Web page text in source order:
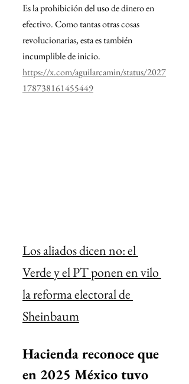
Es la prohibición del uso de dinero en
efectivo. Como tantas otras cosas
revolucionarias, esta es también
incumplible de inicio.
https://x.com/aguilarcamin/status/2027
178738161455449
Los aliados dicen no: el
Verde y el PT ponen en vilo
la reforma electoral de
Sheinbaum
Hacienda reconoce que
en 2025 México tuvo